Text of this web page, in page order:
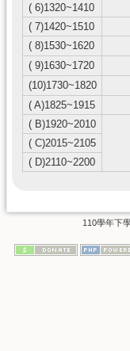
( 6)1320~1410
( 7)1420~1510
( 8)1530~1620
( 9)1630~1720
(10)1730~1820
( A)1825~1915
( B)1920~2010
( C)2015~2105
( D)2110~2200
110學年下